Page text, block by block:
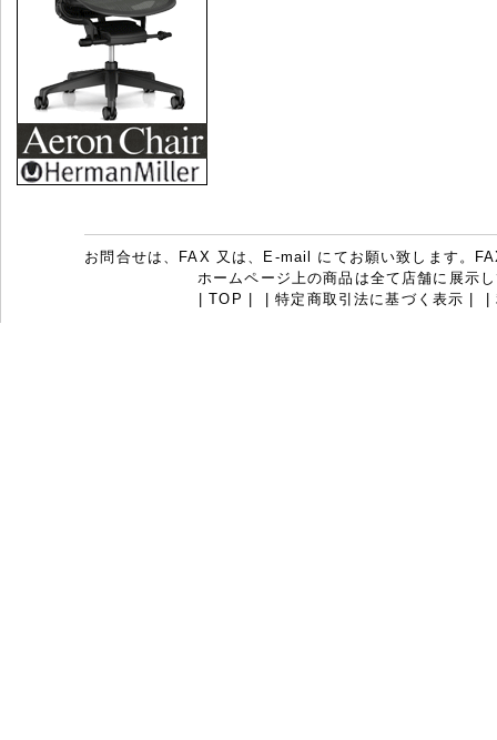
お問合せは、FAX 又は、E-mail にてお願い致します。
ホームページ上の商品は全て店舗に展示
|TOP |特定商取引法に基づく表示 |